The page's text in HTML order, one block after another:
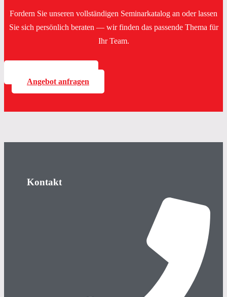
Fordern Sie unseren vollständigen Seminarkatalog an oder lassen
Sie sich persönlich beraten — wir finden das passende Thema für
Ihr Team.
Angebot anfragen
Kontakt